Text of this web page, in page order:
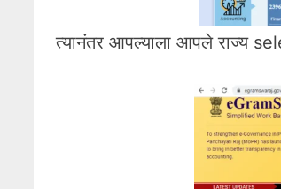
त्यानंतर आपल्याला आपले राज्य